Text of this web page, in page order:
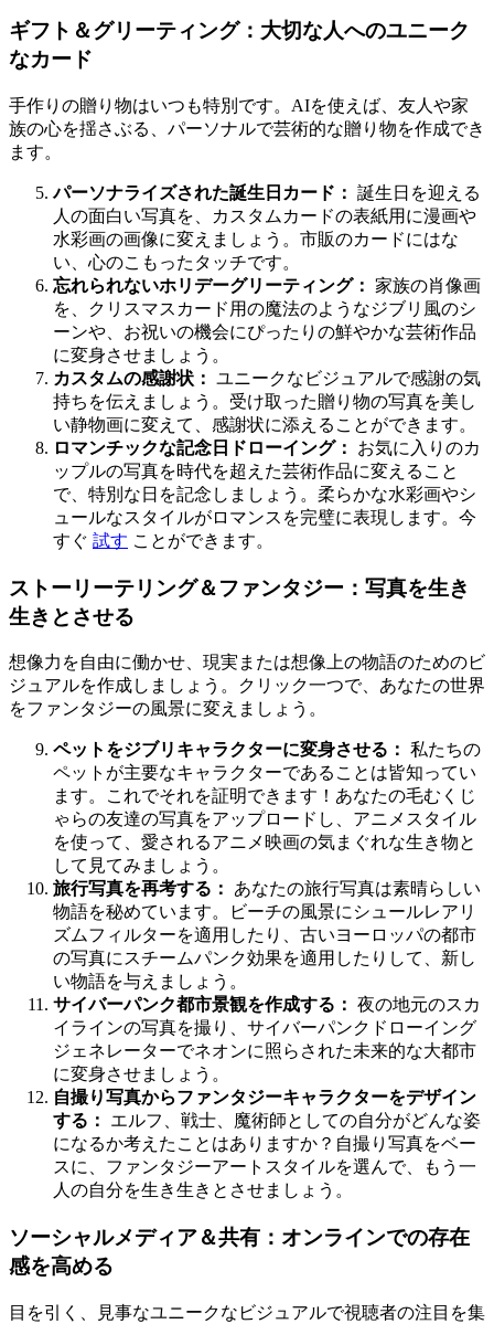
ギフト＆グリーティング：大切な人へのユニーク
なカード
手作りの贈り物はいつも特別です。AIを使えば、友人や家
族の心を揺さぶる、パーソナルで芸術的な贈り物を作成でき
ます。
パーソナライズされた誕生日カード： 誕生日を迎える
人の面白い写真を、カスタムカードの表紙用に漫画や
水彩画の画像に変えましょう。市販のカードにはな
い、心のこもったタッチです。
忘れられないホリデーグリーティング： 家族の肖像画
を、クリスマスカード用の魔法のようなジブリ風のシ
ーンや、お祝いの機会にぴったりの鮮やかな芸術作品
に変身させましょう。
カスタムの感謝状： ユニークなビジュアルで感謝の気
持ちを伝えましょう。受け取った贈り物の写真を美し
い静物画に変えて、感謝状に添えることができます。
ロマンチックな記念日ドローイング：
お気に入りのカ
ップルの写真を時代を超えた芸術作品に変えること
で、特別な日を記念しましょう。柔らかな水彩画やシ
ュールなスタイルがロマンスを完璧に表現します。今
すぐ 試す ことができます。
ストーリーテリング＆ファンタジー：写真を生き
生きとさせる
想像力を自由に働かせ、現実または想像上の物語のためのビ
ジュアルを作成しましょう。クリック一つで、あなたの世界
をファンタジーの風景に変えましょう。
ペットをジブリキャラクターに変身させる： 私たちの
ペットが主要なキャラクターであることは皆知ってい
ます。これでそれを証明できます！あなたの毛むくじ
ゃらの友達の写真をアップロードし、アニメスタイル
を使って、愛されるアニメ映画の気まぐれな生き物と
して見てみましょう。
旅行写真を再考する：
あなたの旅行写真は素晴らしい
物語を秘めています。ビーチの風景にシュールレアリ
ズムフィルターを適用したり、古いヨーロッパの都市
の写真にスチームパンク効果を適用したりして、新し
い物語を与えましょう。
サイバーパンク都市景観を作成する： 夜の地元のスカ
イラインの写真を撮り、サイバーパンクドローイング
ジェネレーターでネオンに照らされた未来的な大都市
に変身させましょう。
自撮り写真からファンタジーキャラクターをデザイン
する：
エルフ、戦士、魔術師としての自分がどんな姿
になるか考えたことはありますか？自撮り写真をベー
スに、ファンタジーアートスタイルを選んで、もう一
人の自分を生き生きとさせましょう。
ソーシャルメディア＆共有：オンラインでの存在
感を高める
目を引く、見事なユニークなビジュアルで視聴者の注目を集